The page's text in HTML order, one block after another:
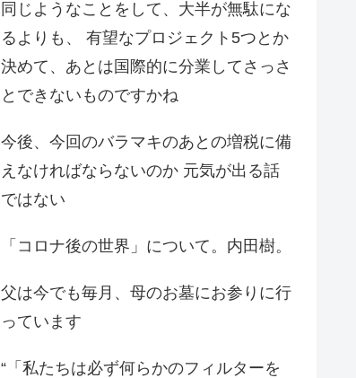
同じようなことをして、大半が無駄にな
るよりも、 有望なプロジェクト5つとか
決めて、あとは国際的に分業してさっさ
とできないものですかね
今後、今回のバラマキのあとの増税に備
えなければならないのか 元気が出る話
ではない
「コロナ後の世界」について。内田樹。
父は今でも毎月、母のお墓にお参りに行
っています
“「私たちは必ず何らかのフィルターを